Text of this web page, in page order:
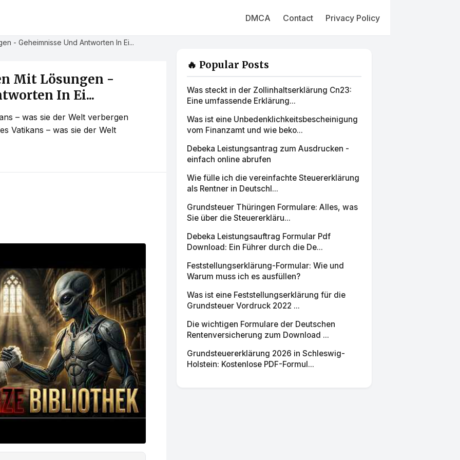
DMCA Contact Privacy Policy
- Geheimnisse Und Antworten In Ei...
Mit Lösungen -
In Ei...
– was sie der Welt verbergen
Vatikans – was sie der Welt
🔥 Popular Posts
Was steckt in der Zollinhaltserklärung Cn23:
Eine umfassende Erklärung...
Was ist eine Unbedenklichkeitsbescheinigung
vom Finanzamt und wie beko...
Debeka Leistungsantrag zum Ausdrucken -
einfach online abrufen
Wie fülle ich die vereinfachte Steuererklärung
als Rentner in Deutschl...
Grundsteuer Thüringen Formulare: Alles, was
Sie über die Steuererkläru...
Debeka Leistungsauftrag Formular Pdf
Download: Ein Führer durch die De...
Feststellungserklärung-Formular: Wie und
Warum muss ich es ausfüllen?
Was ist eine Feststellungserklärung für die
Grundsteuer Vordruck 2022 ...
Die wichtigen Formulare der Deutschen
Rentenversicherung zum Download ...
Grundsteuererklärung 2026 in Schleswig-
Holstein: Kostenlose PDF-Formul...